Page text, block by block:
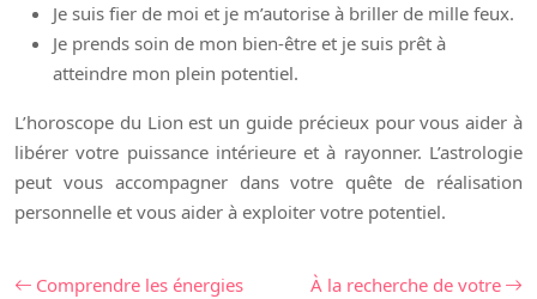
Je suis fier de moi et je m’autorise à briller de mille feux.
Je prends soin de mon bien-être et je suis prêt à
atteindre mon plein potentiel.
L’horoscope du Lion est un guide précieux pour vous aider à
libérer votre puissance intérieure et à rayonner. L’astrologie
peut vous accompagner dans votre quête de réalisation
personnelle et vous aider à exploiter votre potentiel.
Comprendre les énergies
À la recherche de votre